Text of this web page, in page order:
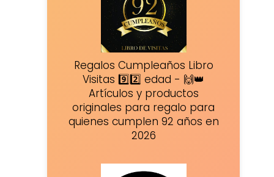
Regalos Cumpleaños Libro
Visitas 9️⃣2️⃣ edad - 🙌👑
Artículos y productos
originales para regalo para
quienes cumplen 92 años en
2026